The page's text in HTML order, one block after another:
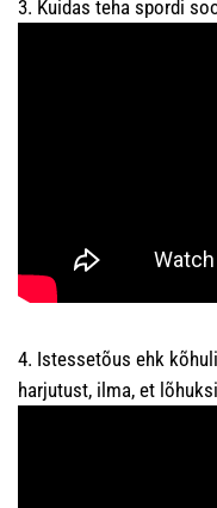
3. Kuidas teha spordi
4. Istessetõus ehk
harjutust, ilma, et